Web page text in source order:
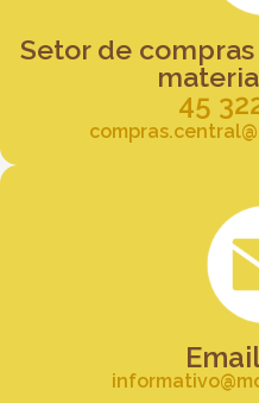
Setor de
45